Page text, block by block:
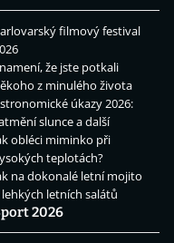
filmový festival
že jste potkali
z minulého života
úkazy 2026:
slunce a další
obléci miminko při
teplotách?
na dokonalé letní mojito
lehkých letních salátů
2026